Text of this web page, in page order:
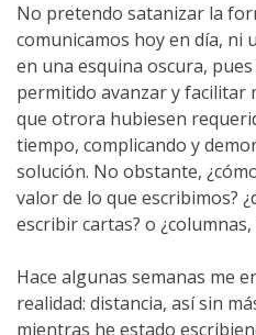
No pretendo satanizar la
comunicamos hoy en día, ni
en una esquina oscura,
permitido avanzar y facilitar
que otrora hubiesen
tiempo, complicando y
solución. No obstante,
valor de lo que escribimos?
escribir cartas? o
Hace algunas semanas me
realidad: distancia, así sin
mientras he estado